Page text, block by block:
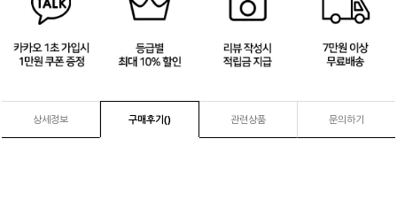
상세정보 구매후기() 관련상품 문의하기